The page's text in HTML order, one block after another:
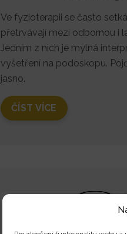
Ve fyzioterapii se často
přetrvávají mezi odbornou i
Jedním z nich je mylná
vyšetření na podoskopu.
jasno.
ČÍST VÍCE